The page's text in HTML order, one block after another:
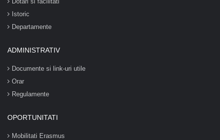
Istoric
Departamente
ADMINISTRATIV
Documente si link-uri utile
Orar
Regulamente
OPORTUNITATI
Mobilitati Erasmus